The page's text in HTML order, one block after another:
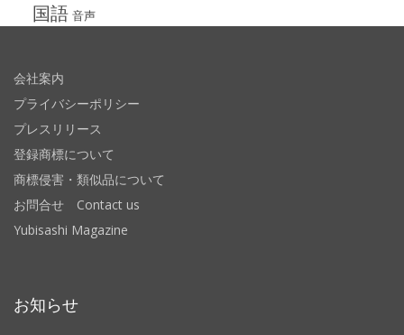
国語 音声
会社案内
プライバシーポリシー
プレスリリース
登録商標について
商標侵害・類似品について
お問合せ Contact us
Yubisashi Magazine
お知らせ